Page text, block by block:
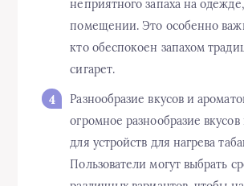
неприятного запаха на
помещении. Это особенно
кто обеспокоен запахом
сигарет.
Разнообразие вкусов и
огромное разнообразие
для устройств для нагрева
Пользователи могут выбрать